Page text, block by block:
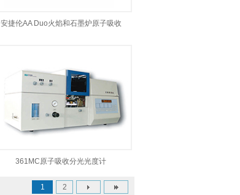
安捷伦AA Duo火焰和石墨炉原子吸收
361MC原子吸收分光光度计
1 2